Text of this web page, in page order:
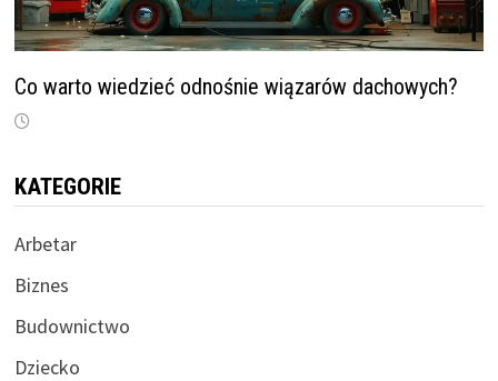
Co warto wiedzieć odnośnie wiązarów dachowych?
KATEGORIE
Arbetar
Biznes
Budownictwo
Dziecko